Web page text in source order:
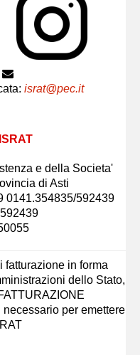
israt@pec.it
ISRAT
e della Societa'
di Asti
0141.354835/592439
fatturazione in forma
dello Stato,
necessario per emettere